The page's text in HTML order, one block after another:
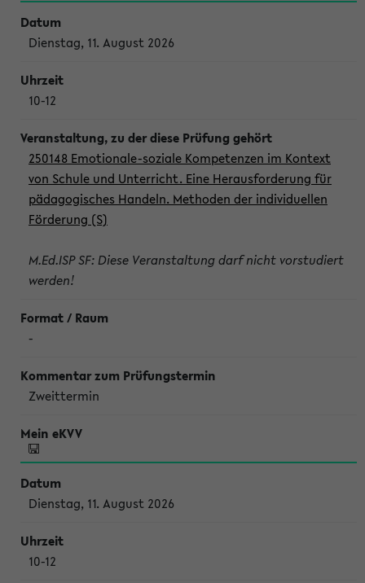
Dienstag, 11. August 2026
10-12
250148 Emotionale-soziale Kompetenzen im Kontext
von Schule und Unterricht. Eine Herausforderung für
pädagogisches Handeln. Methoden der individuellen
Förderung (S)
M.Ed.ISP SF: Diese Veranstaltung darf nicht vorstudiert
werden!
-
Zweittermin
Dienstag, 11. August 2026
10-12